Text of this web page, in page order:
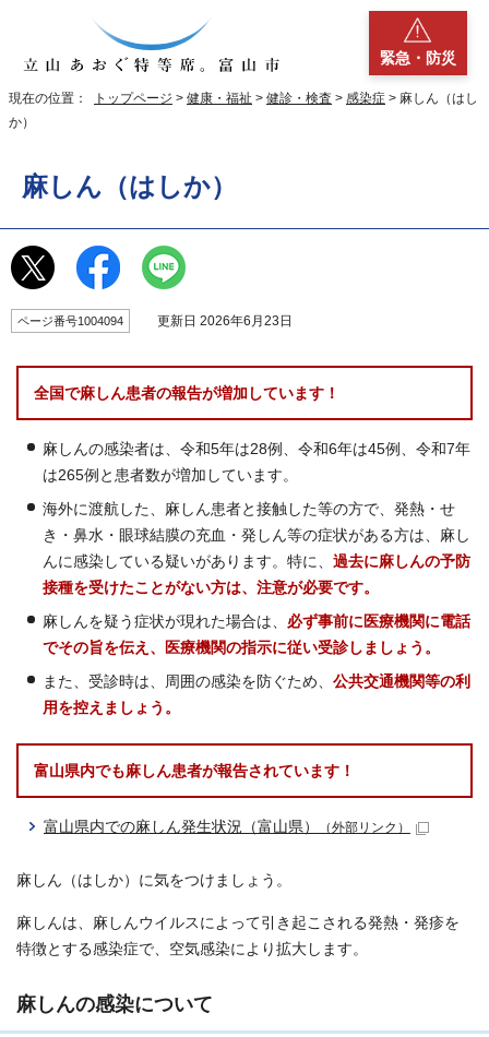
緊急・防災
現在の位置： トップページ > 健康・福祉 > 健診・検査 > 感染症 > 麻しん（はし
か）
麻しん（はしか）
ページ番号1004094 更新日 2026年6月23日
全国で麻しん患者の報告が増加しています！
麻しんの感染者は、令和5年は28例、令和6年は45例、令和7年
は265例と患者数が増加しています。
海外に渡航した、麻しん患者と接触した等の方で、発熱・せ
き・鼻水・眼球結膜の充血・発しん等の症状がある方は、麻し
んに感染している疑いがあります。特に、 過去に麻しんの予防
接種を受けたことがない方は、注意が必要です。
麻しんを疑う症状が現れた場合は、 必ず事前に医療機関に電話
でその旨を伝え、医療機関の指示に従い受診しましょう。
また、受診時は、周囲の感染を防ぐため、 公共交通機関等の利
用を控えましょう。
富山県内でも麻しん患者が報告されています！
富山県内での麻しん発生状況（富山県） （外部リンク）
麻しん（はしか）に気をつけましょう。
麻しんは、麻しんウイルスによって引き起こされる発熱・発疹を
特徴とする感染症で、空気感染により拡大します。
麻しんの感染について